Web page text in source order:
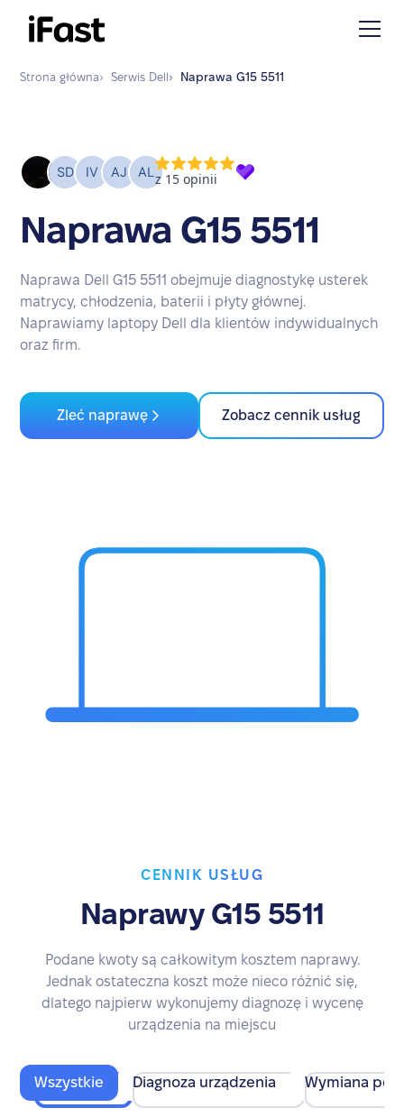
Strona główna› Serwis Dell› Naprawa G15 5511
Naprawa G15 5511
Naprawa Dell G15 5511 obejmuje diagnostykę usterek
matrycy, chłodzenia, baterii i płyty głównej.
Naprawiamy laptopy Dell dla klientów indywidualnych
oraz firm.
Zleć naprawę Zobacz cennik usług
CENNIK USŁUG
Naprawy G15 5511
Podane kwoty są całkowitym kosztem naprawy.
Jednak ostateczna koszt może nieco różnić się,
dlatego najpierw wykonujemy diagnozę i wycenę
urządzenia na miejscu
Wszystkie Diagnoza urządzenia Wymiana